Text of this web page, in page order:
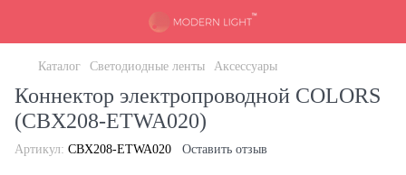
Каталог Светодиодные ленты Аксессуары
Коннектор электропроводной COLORS
(CBX208-ETWA020)
Артикул: CBX208-ETWA020 Оставить отзыв